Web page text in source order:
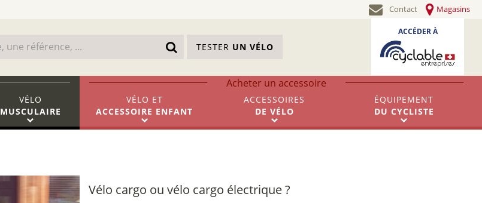
Contact Magasins
TESTER UN VÉLO
ACCÉDER À
Acheter un accessoire
VÉLO
MUSCULAIRE
VÉLO ET
ACCESSOIRE ENFANT
ACCESSOIRES
DE VÉLO
ÉQUIPEMENT
DU CYCLISTE
Vélo cargo ou vélo cargo électrique ?